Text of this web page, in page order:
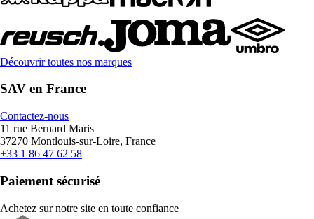
Découvrir toutes nos marques
SAV en France
Contactez-nous
11 rue Bernard Maris
37270 Montlouis-sur-Loire, France
+33 1 86 47 62 58
Paiement sécurisé
Achetez sur notre site en toute confiance